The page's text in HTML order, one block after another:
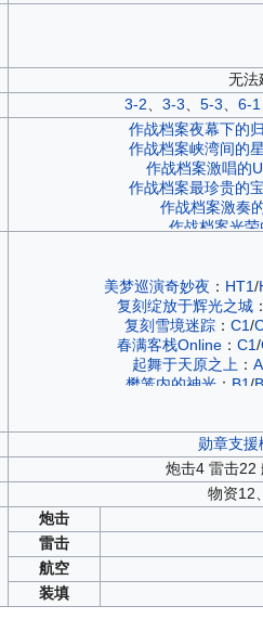
无法
3-2 3-3 5-3 6-1
作战档案夜幕下的
作战档案峡湾间的
作战档案激唱的
作战档案最珍贵的
作战档案激奏
作战档案光荣
作战档案虹彩的终幕曲
作战档案虚像构筑之塔·
作战档案碧海光粼：
作战档案杰诺瓦的
作战档案峡湾间的
作战档案永夜幻光：
作战档案铁血音
作战档案苍红的
作战档案墨染：A1
作战档案光与影的
作战档案异色
美梦巡演奇妙夜 ： HT1/
复刻绽放于辉光之城：
复刻雪境迷踪： C1/
春满客栈Online ： C1/
起舞于天原之上 ：
樊笼内的神光 ： B1 /
铁翼擎风：A1/
复刻虹彩的终幕曲：
绽放于辉光之城：
复刻虚像构筑之塔·序章：
复刻碧海光粼：C1/
飓风与青
勋章支援
炮击4 雷击22
物资12
炮击
雷击
航空
装填